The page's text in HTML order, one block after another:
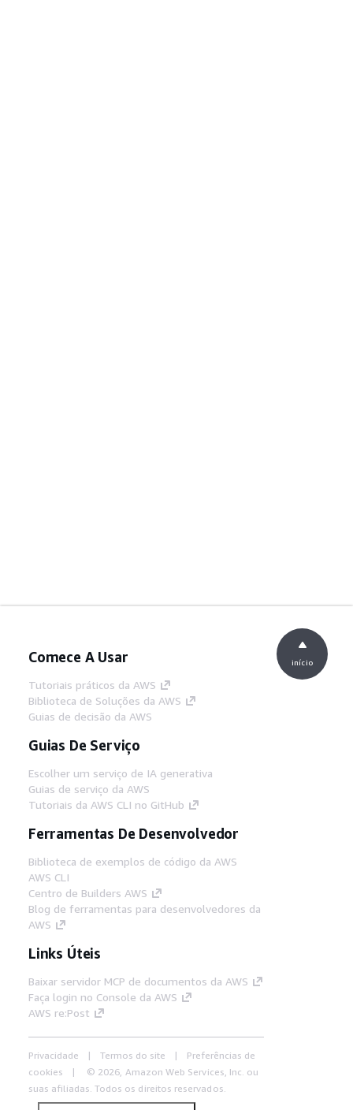
Comece A Usar
Tutoriais práticos da AWS
Biblioteca de Soluções da AWS
Guias de decisão da AWS
Guias De Serviço
Escolher um serviço de IA generativa
Guias de serviço da AWS
Tutoriais da AWS CLI no GitHub
Ferramentas De Desenvolvedor
Biblioteca de exemplos de código da AWS
AWS CLI
Centro de Builders AWS
Blog de ferramentas para desenvolvedores da
AWS
Links Úteis
Baixar servidor MCP de documentos da AWS
Faça login no Console da AWS
AWS re:Post
Privacidade Termos do site
Preferências de
cookies
© 2026, Amazon Web Services, Inc. ou
suas afiliadas. Todos os direitos reservados.
início